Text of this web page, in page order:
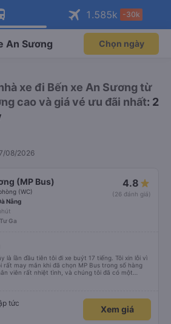
Vexere ngay!
đãi thành viên độc
Mở app
Vexere
khi đặt vé máy bay qua
Mở app
1.585k -30k
An Sương Chọn ngày
xe đi Bến xe An Sương từ
cao và giá vé ưu đãi nhất: 2
08/2026
(MP Bus)
(WC)
4.8
(26 đánh giá)
Nẵng
Ga
là lần đầu tiên tôi đi xe buýt 17 tiếng. Tôi xin lỗi vì
rất may mắn khi đã chọn MP Bus trong số hàng
viên rất nhiệt tình, và chúng tôi đã có một
Chúng tôi thậm chí còn được nghỉ ăn. Điều
an toàn và thoải mái ở một đất nước xa lạ, MP
hàng đầu của bạn. ;)
tức
Xem giá